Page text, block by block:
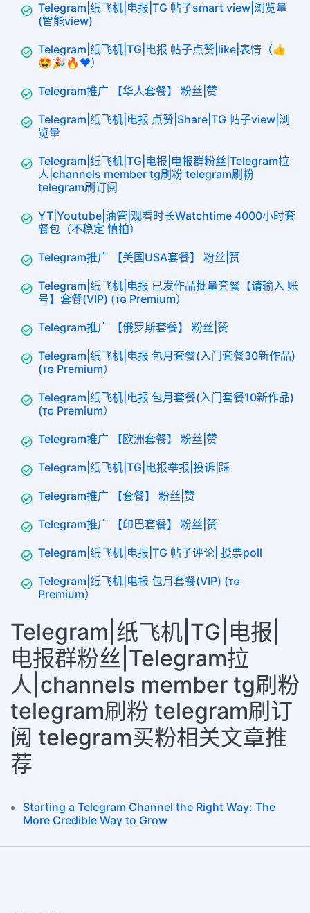
Telegram|纸飞机|电报|TG 帖子smart view|浏览量
(智能view)
Telegram|纸飞机|TG|电报 帖子点赞|like|表情（👍
🤩🎉🔥❤️）
Telegram推广 【华人套餐】 粉丝|赞
Telegram|纸飞机|电报 点赞|Share|TG 帖子view|浏
览量
Telegram|纸飞机|TG|电报|电报群粉丝|Telegram拉
人|channels member tg刷粉 telegram刷粉
telegram刷订阅
YT|Youtube|油管|观看时长Watchtime 4000小时套
餐包（不稳定 慎拍）
Telegram推广 【美国USA套餐】 粉丝|赞
Telegram|纸飞机|电报 已发作品批量套餐【请输入 账
号】套餐(VIP) (ᴛɢ Premium）
Telegram推广 【俄罗斯套餐】 粉丝|赞
Telegram|纸飞机|电报 包月套餐(入门套餐30新作品)
(ᴛɢ Premium）
Telegram|纸飞机|电报 包月套餐(入门套餐10新作品)
(ᴛɢ Premium）
Telegram推广 【欧洲套餐】 粉丝|赞
Telegram|纸飞机|TG|电报举报|投诉|踩
Telegram推广 【套餐】 粉丝|赞
Telegram推广 【印巴套餐】 粉丝|赞
Telegram|纸飞机|电报|TG 帖子评论| 投票poll
Telegram|纸飞机|电报 包月套餐(VIP) (ᴛɢ
Premium）
Telegram|纸飞机|TG|电报|
电报群粉丝|Telegram拉
人|channels member tg刷粉
telegram刷粉 telegram刷订
阅 telegram买粉相关文章推
荐
Starting a Telegram Channel the Right Way: The
More Credible Way to Grow